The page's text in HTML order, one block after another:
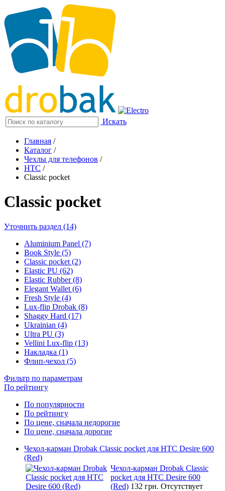
Искать
Главная /
Каталог /
Чехлы для телефонов /
HTC /
Classic pocket
Classic pocket
Уточнить раздел (14)
Aluminium Panel (7)
Book Style (5)
Classic pocket (2)
Elastic PU (62)
Elastic Rubber (8)
Elegant Wallet (6)
Fresh Style (4)
Lux-flip Drobak (8)
Shaggy Hard (17)
Ukrainian (4)
Ultra PU (3)
Vellini Lux-flip (13)
Накладка (1)
Флип-чехол (5)
Фильтр по параметрам
По рейтингу
По популярности
По рейтингу
По цене, сначала недорогие
По цене, сначала дорогие
Чехол-карман Drobak Classic pocket для HTC Desire 600
(Red)
Чехол-карман Drobak Classic
pocket для HTC Desire 600
(Red) 132 грн. Отсутствует